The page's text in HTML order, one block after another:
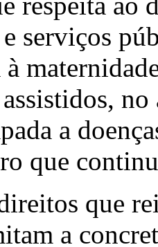
serviços
à
a
que
que
a